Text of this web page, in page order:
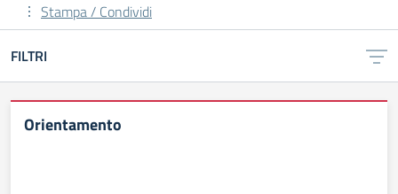
Stampa / Condividi
FILTRI
Orientamento